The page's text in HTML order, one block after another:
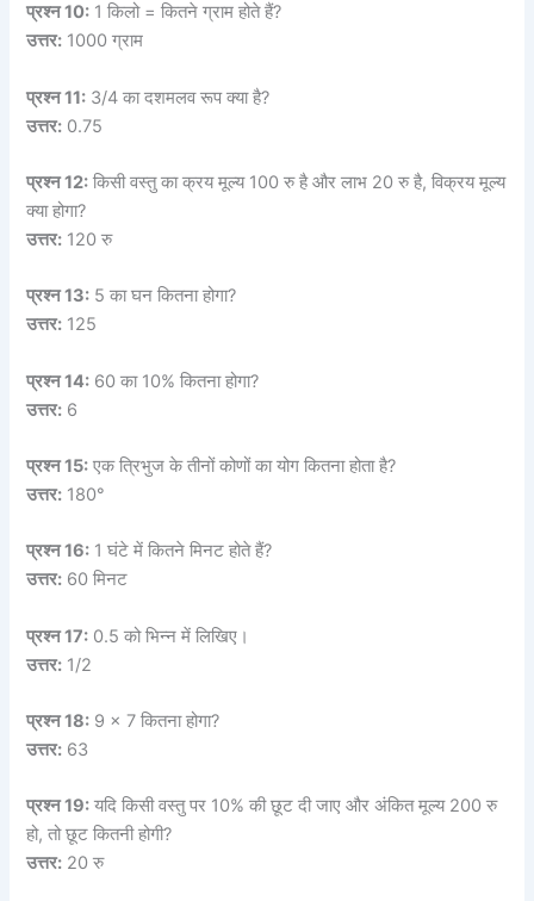
प्रश्न 10: 1 किलो = कितने ग्राम होते हैं?
उत्तर: 1000 ग्राम
प्रश्न 11: 3/4 का दशमलव रूप क्या है?
उत्तर: 0.75
प्रश्न 12: किसी वस्तु का क्रय मूल्य 100 रु है और लाभ 20 रु है, विक्रय मूल्य
क्या होगा?
उत्तर: 120 रु
प्रश्न 13: 5 का घन कितना होगा?
उत्तर: 125
प्रश्न 14: 60 का 10% कितना होगा?
उत्तर: 6
प्रश्न 15: एक त्रिभुज के तीनों कोणों का योग कितना होता है?
उत्तर: 180°
प्रश्न 16: 1 घंटे में कितने मिनट होते हैं?
उत्तर: 60 मिनट
प्रश्न 17: 0.5 को भिन्न में लिखिए।
उत्तर: 1/2
प्रश्न 18: 9 × 7 कितना होगा?
उत्तर: 63
प्रश्न 19: यदि किसी वस्तु पर 10% की छूट दी जाए और अंकित मूल्य 200 रु
हो, तो छूट कितनी होगी?
उत्तर: 20 रु